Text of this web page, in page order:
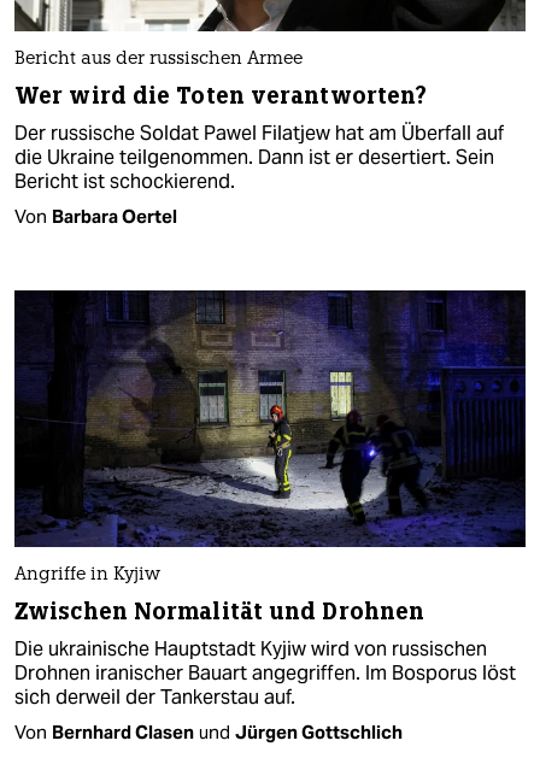
Bericht aus der russischen Armee
Wer wird die Toten verantworten?
Der russische Soldat Pawel Filatjew hat am Überfall auf
die Ukraine teilge­nommen. Dann ist er desertiert. Sein
Bericht ist schockierend.
Von Barbara Oertel
Angriffe in Kyjiw
Zwischen Normalität und Drohnen
Die ukrainische Hauptstadt Kyjiw wird von russischen
Drohnen iranischer Bauart angegriffen. Im Bosporus löst
sich derweil der Tankerstau auf.
Von Bernhard Clasen und Jürgen Gottschlich